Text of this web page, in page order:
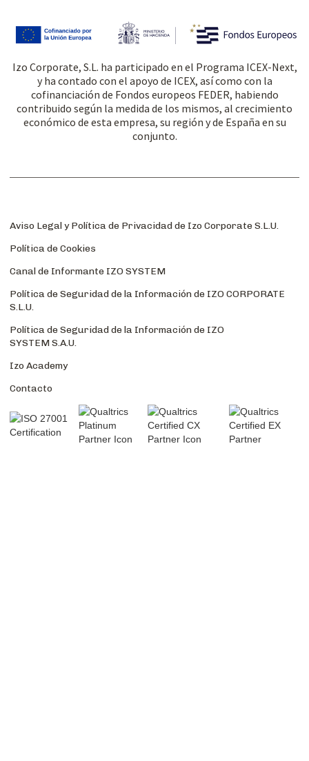
Izo Corporate, S.L. ha participado en el Programa ICEX-Next,
y ha contado con el apoyo de ICEX, así como con la
cofinanciación de Fondos europeos FEDER, habiendo
contribuido según la medida de los mismos, al crecimiento
económico de esta empresa, su región y de España en su
conjunto.
Aviso Legal y Política de Privacidad de Izo Corporate S.L.U.
Política de Cookies
Canal de Informante IZO SYSTEM
Política de Seguridad de la Información de IZO CORPORATE
S.L.U.
Política de Seguridad de la Información de IZO
SYSTEM S.A.U.
Izo Academy
Contacto